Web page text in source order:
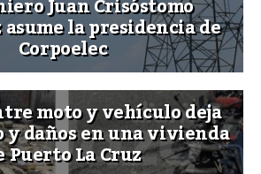
la presidencia de
Corpoelec
moto y vehículo deja
daños en una vivienda
Puerto La Cruz